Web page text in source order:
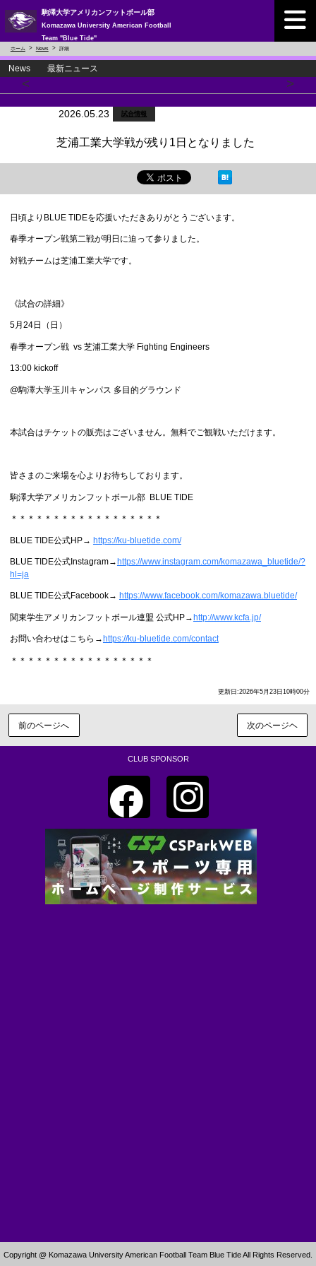
駒澤大学アメリカンフットボール部
Komazawa University American Football
Team "Blue Tide"
ホーム News 詳細
News 最新ニュース
< >
2026.05.23 試合情報
芝浦工業大学戦が残り1日となりました
日頃よりBLUE TIDEを応援いただきありがとうございます。
春季オープン戦第二戦が明日に迫って参りました。
対戦チームは芝浦工業大学です。
《試合の詳細》
5月24日（日）
春季オープン戦 vs 芝浦工業大学 Fighting Engineers
13:00 kickoff
@駒澤大学玉川キャンパス 多目的グラウンド
本試合はチケットの販売はございません。無料でご観戦いただけます。
皆さまのご来場を心よりお待ちしております。
駒澤大学アメリカンフットボール部 BLUE TIDE
＊＊＊＊＊＊＊＊＊＊＊＊＊＊＊＊＊＊
BLUE TIDE公式HP→ https://ku-bluetide.com/
BLUE TIDE公式Instagram→ https://www.instagram.com/komazawa_bluetide/?
hl=ja
BLUE TIDE公式Facebook→ https://www.facebook.com/komazawa.bluetide/
関東学生アメリカンフットボール連盟 公式HP→ http://www.kcfa.jp/
お問い合わせはこちら→ https://ku-bluetide.com/contact
＊＊＊＊＊＊＊＊＊＊＊＊＊＊＊＊＊
更新日:2026年5月23日10時00分
前のページへ 次のページヘ
CLUB SPONSOR
Copyright @ Komazawa University American Football Team Blue Tide All Rights Reserved.